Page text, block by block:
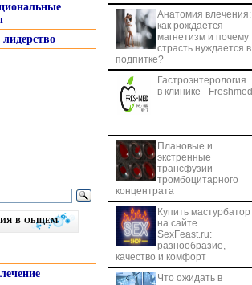
в общем
Анатомия влечения:
как рождается
магнетизм и почему
страсть нуждается в
подпитке?
Гастроэнтерология
в клинике - Freshmed
Плановые и
экстренные
трансфузии
тромбоцитарного
концентрата
Купить мастурбатор
на сайте
SexFeast.ru:
разнообразие,
качество и комфорт
Что ожидать в